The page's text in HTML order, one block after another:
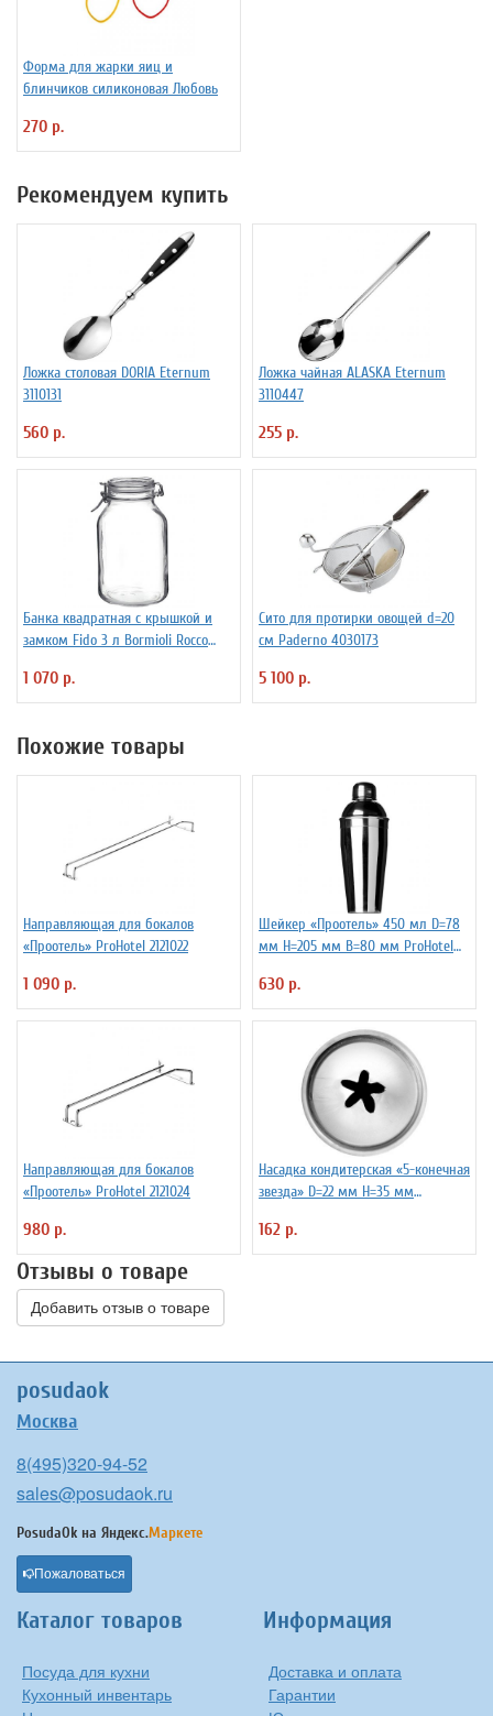
Форма для жарки яиц и
блинчиков силиконовая Любовь
270 р.
Рекомендуем купить
Ложка столовая DORIA Eternum
3110131
560 р.
Ложка чайная ALASKA Eternum
3110447
255 р.
Банка квадратная с крышкой и
замком Fido 3 л Bormioli Rocco
1 070 р.
Сито для протирки овощей d=20
см Paderno 4030173
5 100 р.
Похожие товары
Направляющая для бокалов
«Проотель» ProHotel 2121022
1 090 р.
Шейкер «Проотель» 450 мл D=78
мм H=205 мм B=80 мм ProHotel
630 р.
Направляющая для бокалов
«Проотель» ProHotel 2121024
980 р.
Насадка кондитерская «5-конечная
звезда» D=22 мм H=35 мм
162 р.
Отзывы о товаре
Добавить отзыв о товаре
posudaok
Москва
8(495)320-94-52
sales@posudaok.ru
PosudaOk на Яндекс.Маркете
Пожаловаться
Каталог товаров
Посуда для кухни
Кухонный инвентарь
Информация
Доставка и оплата
Гарантии